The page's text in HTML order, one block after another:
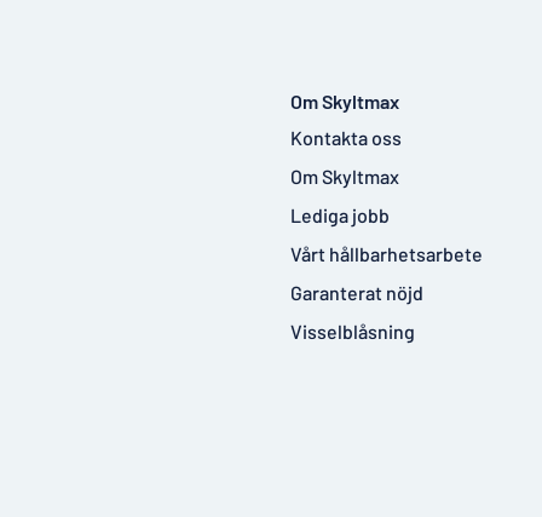
Om Skyltmax
Kontakta oss
Om Skyltmax
Lediga jobb
Vårt hållbarhetsarbete
Garanterat nöjd
Visselblåsning